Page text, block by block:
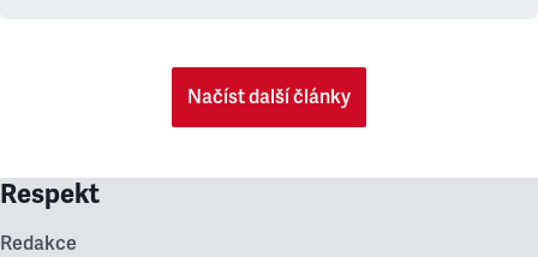
Načíst další články
Respekt
Redakce